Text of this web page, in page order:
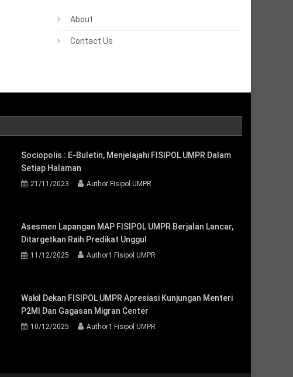
About
Contact Us
Sociopolis : E-Buletin, Menjelajahi FISIPOL UMPR Dalam
Setiap Halaman
21/11/2023 Author Fisipol UMPR
Asesmen Lapangan MAP FISIPOL UMPR Berjalan Lancar,
Ditargetkan Raih Predikat Unggul
11/12/2025 Author1 Fisipol UMPR
Wakil Dekan FISIPOL UMPR Apresiasi Kunjungan Menteri
P2MI Dan Gagasan Migran Center
10/12/2025 Author1 Fisipol UMPR